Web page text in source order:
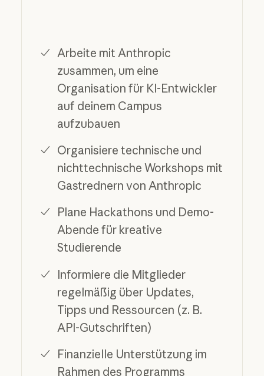
Arbeite mit Anthropic
zusammen, um eine
Organisation für KI-Entwickler
auf deinem Campus
aufzubauen
Organisiere technische und
nichttechnische Workshops mit
Gastrednern von Anthropic
Plane Hackathons und Demo-
Abende für kreative
Studierende
Informiere die Mitglieder
regelmäßig über Updates,
Tipps und Ressourcen (z. B.
API-Gutschriften)
Finanzielle Unterstützung im
Rahmen des Programms